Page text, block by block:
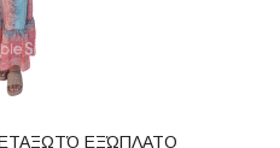
ΕΞΏΠΛΑΤΟ